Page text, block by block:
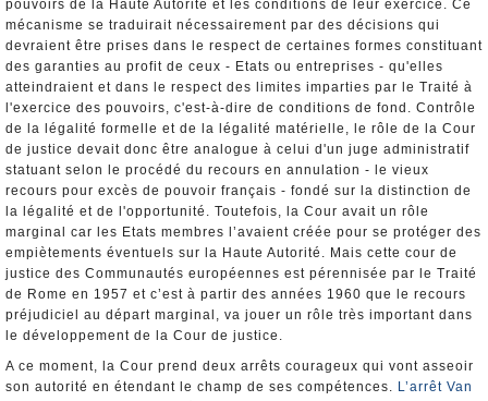
pouvoirs de la Haute Autorité et les conditions de leur exercice. Ce
mécanisme se traduirait nécessairement par des décisions qui
devraient être prises dans le respect de certaines formes constituant
des garanties au profit de ceux - Etats ou entreprises - qu'elles
atteindraient et dans le respect des limites imparties par le Traité à
l'exercice des pouvoirs, c'est-à-dire de conditions de fond. Contrôle
de la légalité formelle et de la légalité matérielle, le rôle de la Cour
de justice devait donc être analogue à celui d'un juge administratif
statuant selon le procédé du recours en annulation - le vieux
recours pour excès de pouvoir français - fondé sur la distinction de
la légalité et de l'opportunité. Toutefois, la Cour avait un rôle
marginal car les Etats membres l’avaient créée pour se protéger des
empiètements éventuels sur la Haute Autorité. Mais cette cour de
justice des Communautés européennes est pérennisée par le Traité
de Rome en 1957 et c’est à partir des années 1960 que le recours
préjudiciel au départ marginal, va jouer un rôle très important dans
le développement de la Cour de justice.
A ce moment, la Cour prend deux arrêts courageux qui vont asseoir
son autorité en étendant le champ de ses compétences. L’arrêt Van